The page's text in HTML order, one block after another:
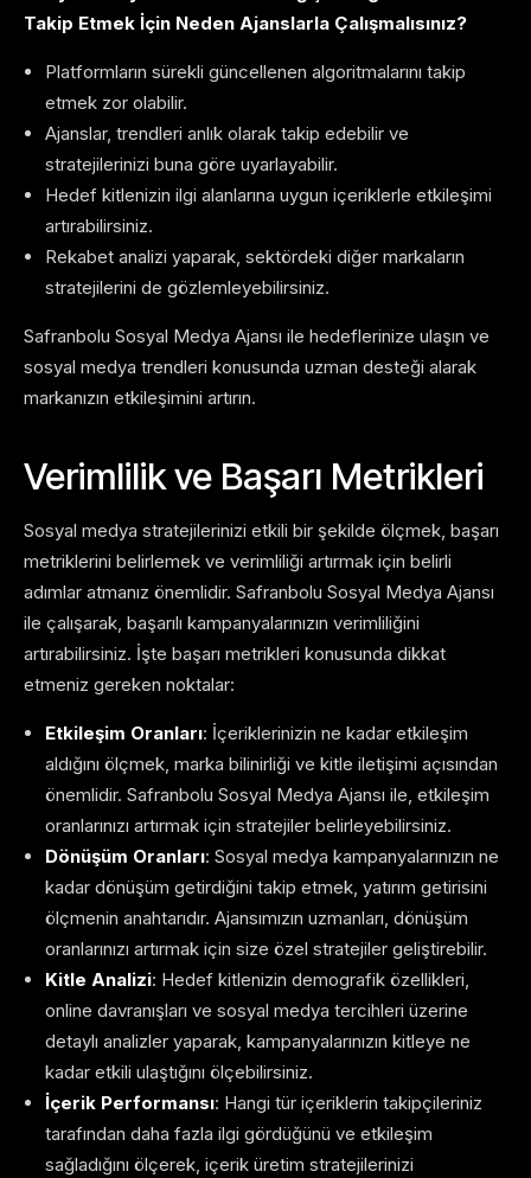
Takip Etmek İçin Neden Ajanslarla Çalışmalısınız?
Platformların sürekli güncellenen algoritmalarını takip
etmek zor olabilir.
Ajanslar, trendleri anlık olarak takip edebilir ve
stratejilerinizi buna göre uyarlayabilir.
Hedef kitlenizin ilgi alanlarına uygun içeriklerle etkileşimi
artırabilirsiniz.
Rekabet analizi yaparak, sektördeki diğer markaların
stratejilerini de gözlemleyebilirsiniz.
Safranbolu Sosyal Medya Ajansı ile hedeflerinize ulaşın ve
sosyal medya trendleri konusunda uzman desteği alarak
markanızın etkileşimini artırın.
Verimlilik ve Başarı Metrikleri
Sosyal medya stratejilerinizi etkili bir şekilde ölçmek, başarı
metriklerini belirlemek ve verimliliği artırmak için belirli
adımlar atmanız önemlidir. Safranbolu Sosyal Medya Ajansı
ile çalışarak, başarılı kampanyalarınızın verimliliğini
artırabilirsiniz. İşte başarı metrikleri konusunda dikkat
etmeniz gereken noktalar:
Etkileşim Oranları: İçeriklerinizin ne kadar etkileşim
aldığını ölçmek, marka bilinirliği ve kitle iletişimi açısından
önemlidir. Safranbolu Sosyal Medya Ajansı ile, etkileşim
oranlarınızı artırmak için stratejiler belirleyebilirsiniz.
Dönüşüm Oranları: Sosyal medya kampanyalarınızın ne
kadar dönüşüm getirdiğini takip etmek, yatırım getirisini
ölçmenin anahtarıdır. Ajansımızın uzmanları, dönüşüm
oranlarınızı artırmak için size özel stratejiler geliştirebilir.
Kitle Analizi: Hedef kitlenizin demografik özellikleri,
online davranışları ve sosyal medya tercihleri üzerine
detaylı analizler yaparak, kampanyalarınızın kitleye ne
kadar etkili ulaştığını ölçebilirsiniz.
İçerik Performansı: Hangi tür içeriklerin takipçileriniz
tarafından daha fazla ilgi gördüğünü ve etkileşim
sağladığını ölçerek, içerik üretim stratejilerinizi